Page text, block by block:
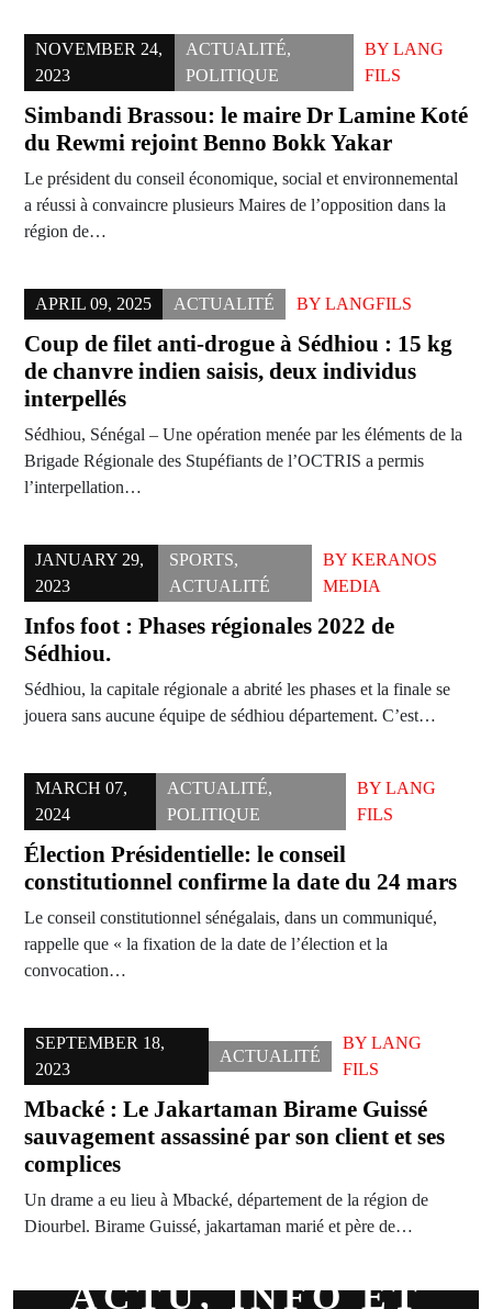
NOVEMBER 24,
2023
ACTUALITÉ,
POLITIQUE
BY LANG
FILS
Simbandi Brassou: le maire Dr Lamine Koté
du Rewmi rejoint Benno Bokk Yakar
Le président du conseil économique, social et environnemental
a réussi à convaincre plusieurs Maires de l’opposition dans la
région de…
APRIL 09, 2025 ACTUALITÉ BY LANGFILS
Coup de filet anti-drogue à Sédhiou : 15 kg
de chanvre indien saisis, deux individus
interpellés
Sédhiou, Sénégal – Une opération menée par les éléments de la
Brigade Régionale des Stupéfiants de l’OCTRIS a permis
l’interpellation…
JANUARY 29,
2023
SPORTS,
ACTUALITÉ
BYKERANOS
MEDIA
Infos foot : Phases régionales 2022 de
Sédhiou.
Sédhiou, la capitale régionale a abrité les phases et la finale se
jouera sans aucune équipe de sédhiou département. C’est…
MARCH 07,
2024
ACTUALITÉ,
POLITIQUE
BYLANG
FILS
Élection Présidentielle: le conseil
constitutionnel confirme la date du 24 mars
Le conseil constitutionnel sénégalais, dans un communiqué,
rappelle que « la fixation de la date de l’élection et la
convocation…
SEPTEMBER 18,
2023
ACTUALITÉ
BY LANG
FILS
Mbacké : Le Jakartaman Birame Guissé
sauvagement assassiné par son client et ses
complices
Un drame a eu lieu à Mbacké, département de la région de
Diourbel. Birame Guissé, jakartaman marié et père de…
ACTU, INFO ET